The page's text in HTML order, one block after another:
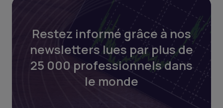
Restez informé grâce à nos
newsletters lues par plus de
25 000 professionnels dans
le monde